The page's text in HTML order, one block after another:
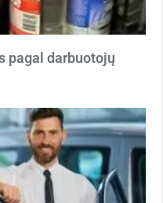
pagal darbuotojų